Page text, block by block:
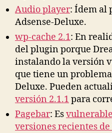
Audio player: Ídem al
Adsense-Deluxe.
wp-cache 2.1: En
del plugin porque
instalando la versión
que tiene un
Deluxe. Pueden
versión 2.1.1 para
Pagebar: Esvulnerable
versiones recientes de